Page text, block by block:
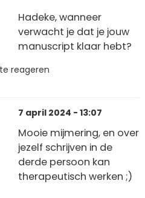
Hadeke, wanneer
verwacht je dat je jouw
manuscript klaar hebt?
reageren
7 april 2024 - 13:07
Mooie mijmering, en over
jezelf schrijven in de
derde persoon kan
therapeutisch werken ;)